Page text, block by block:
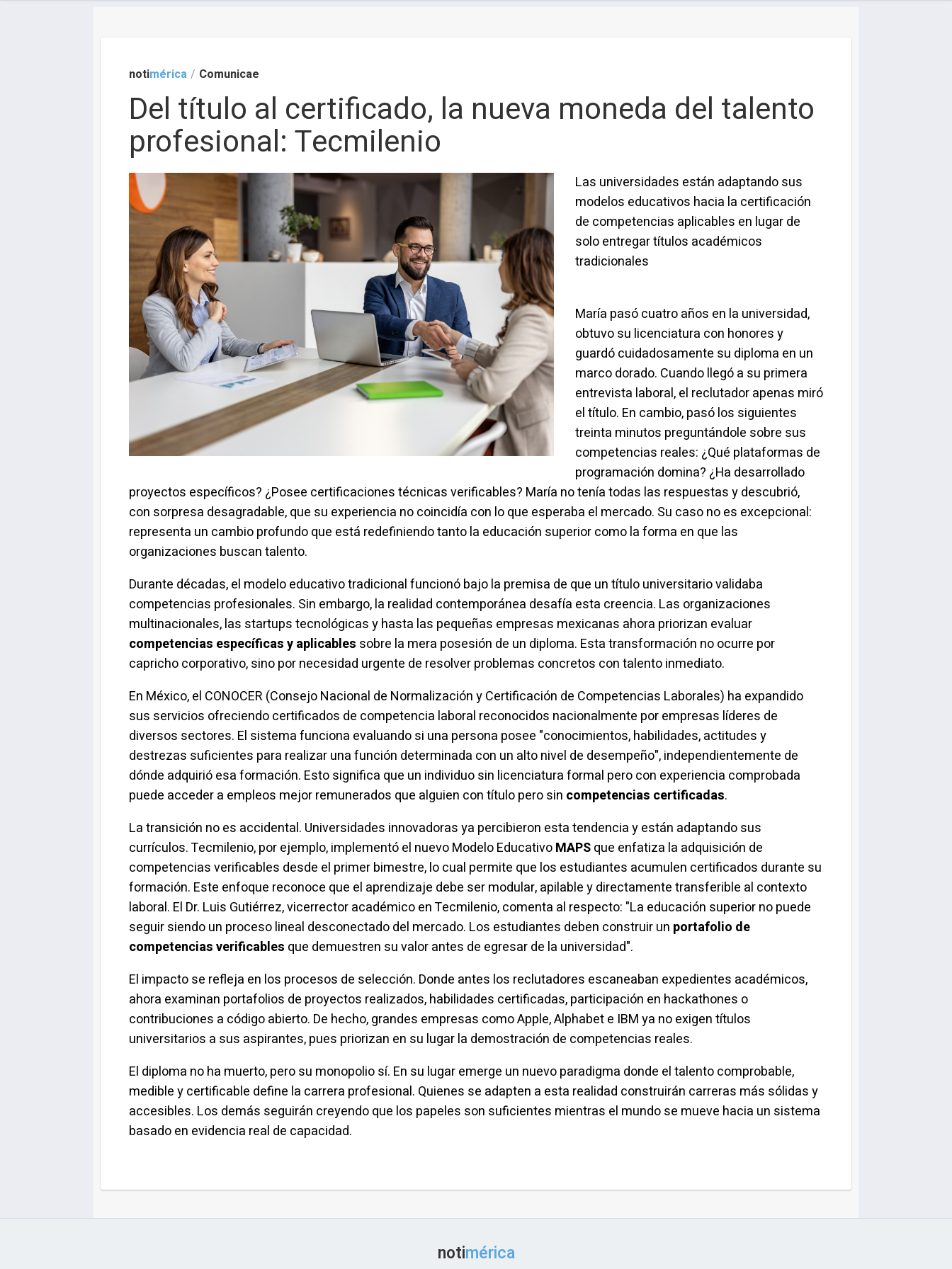
notimérica / Comunicae
Del título al certificado, la nueva moneda del talento
profesional: Tecmilenio
Las universidades están adaptando sus
modelos educativos hacia la certificación
de competencias aplicables en lugar de
solo entregar títulos académicos
tradicionales
María pasó cuatro años en la universidad,
obtuvo su licenciatura con honores y
guardó cuidadosamente su diploma en un
marco dorado. Cuando llegó a su primera
entrevista laboral, el reclutador apenas miró
el título. En cambio, pasó los siguientes
treinta minutos preguntándole sobre sus
competencias reales: ¿Qué plataformas de
programación domina? ¿Ha desarrollado
proyectos específicos? ¿Posee certificaciones técnicas verificables? María no tenía todas las respuestas y descubrió,
con sorpresa desagradable, que su experiencia no coincidía con lo que esperaba el mercado. Su caso no es excepcional:
representa un cambio profundo que está redefiniendo tanto la educación superior como la forma en que las
organizaciones buscan talento.
Durante décadas, el modelo educativo tradicional funcionó bajo la premisa de que un título universitario validaba
competencias profesionales. Sin embargo, la realidad contemporánea desafía esta creencia. Las organizaciones
multinacionales, las startupstecnológicas y hasta las pequeñas empresas mexicanas ahora priorizan evaluar
competencias específicas y aplicables sobre la mera posesión de un diploma. Esta transformación no ocurre por
capricho corporativo, sino por necesidad urgente de resolver problemas concretos con talento inmediato.
En México, el CONOCER (Consejo Nacional de Normalización y Certificación de Competencias Laborales) ha expandido
sus servicios ofreciendo certificados de competencia laboral reconocidos nacionalmente por empresas líderes de
diversos sectores. El sistema funciona evaluando si una persona posee "conocimientos, habilidades, actitudes y
destrezas suficientes para realizar una función determinada con un alto nivel de desempeño", independientemente de
dónde adquirió esa formación. Esto significa que un individuo sin licenciatura formal pero con experiencia comprobada
puede acceder a empleos mejor remunerados que alguien con título pero sin competencias certificadas.
La transición no es accidental. Universidades innovadoras ya percibieron esta tendencia y están adaptando sus
currículos. Tecmilenio, por ejemplo, implementó el nuevo Modelo EducativoMAPSque enfatiza la adquisición de
competencias verificables desde el primer bimestre, lo cual permite que los estudiantes acumulen certificados durante su
formación. Este enfoque reconoce que el aprendizaje debe ser modular, apilable y directamente transferible al contexto
laboral. El Dr. Luis Gutiérrez, vicerrector académico en Tecmilenio, comenta al respecto: "La educación superior no puede
seguir siendo un proceso lineal desconectado del mercado. Los estudiantes deben construir un portafolio de
competencias verificables que demuestren su valor antes de egresar de la universidad".
El impacto se refleja en los procesos de selección. Donde antes los reclutadores escaneaban expedientes académicos,
ahora examinan portafolios de proyectos realizados, habilidades certificadas, participación en hackathones o
contribuciones a código abierto. De hecho, grandes empresas como Apple, Alphabet e IBM ya no exigen títulos
universitarios a sus aspirantes, pues priorizan en su lugar la demostración de competencias reales.
El diploma no ha muerto, pero su monopolio sí. En su lugar emerge un nuevo paradigma donde el talento comprobable,
medible y certificable define la carrera profesional. Quienes se adapten a esta realidad construirán carreras más sólidas y
accesibles. Los demás seguirán creyendo que los papeles son suficientes mientras el mundo se mueve hacia un sistema
basado en evidencia real de capacidad.
notimérica